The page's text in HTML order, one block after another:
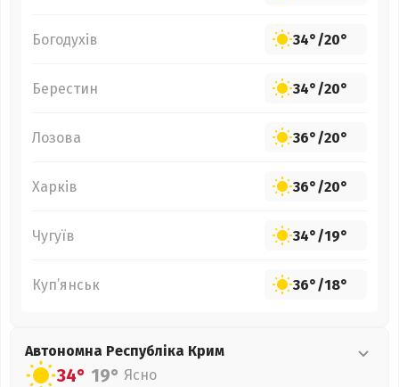
Богодухів 34°/20°
Берестин 34°/20°
Лозова 36°/20°
Харків 36°/20°
Чугуїв 34°/19°
Куп’янськ 36°/18°
Автономна Республіка Крим
34° 19° Ясно